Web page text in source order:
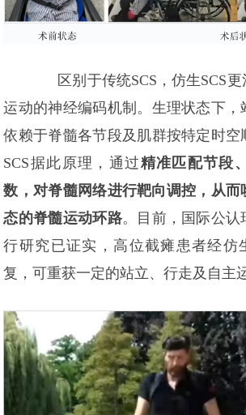
区别于传统SCS，仿生SCS
运动的神经编码机制。生理状态下，
依赖于脊髓各节段及肌群按特定时空
SCS据此原理，通过精准匹配节段
数，对脊髓网络进行靶向调控，从而
态的脊髓运动环路。目前，国际公认
行研究已证实，高位截瘫患者经仿
复，可重获一定的站立、行走及自主